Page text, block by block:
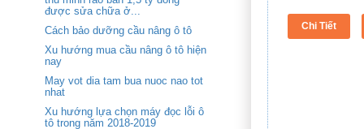
được sửa chữa ở...
Cách bảo dưỡng cầu nâng ô tô
Xu hướng mua cầu nâng ô tô hiện
nay
May vot dia tam bua nuoc nao tot
nhat
Xu hướng lựa chọn máy đọc lỗi ô
tô trong năm 2018-2019